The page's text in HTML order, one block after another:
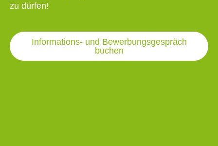
zu dürfen!
Informations- und Bewerbungsgespräch
buchen